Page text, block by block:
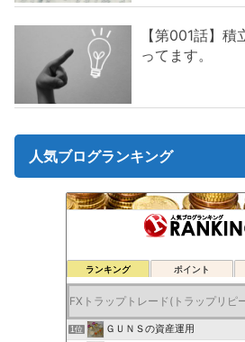
【第001話】
ってます。
人気ブログランキング
ランキング ポイント
1位 ＧＵＮＳの資産運用